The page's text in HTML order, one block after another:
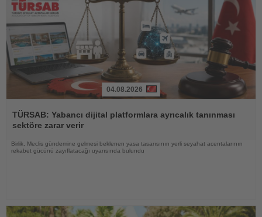
Oku
04.08.2026
TÜRSAB: Yabancı dijital platformlara ayrıcalık tanınması
sektöre zarar verir
Birlik, Meclis gündemine gelmesi beklenen yasa tasarısının yerli seyahat acentalarının
rekabet gücünü zayıflatacağı uyarısında bulundu